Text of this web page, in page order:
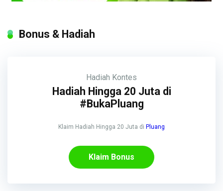
Bonus & Hadiah
Hadiah Kontes
Hadiah Hingga 20 Juta di
#BukaPluang
Klaim Hadiah Hingga 20 Juta di Pluang
Klaim Bonus